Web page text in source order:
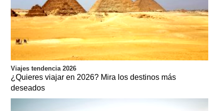
Viajes tendencia 2026
¿Quieres viajar en 2026? Mira los destinos más
deseados